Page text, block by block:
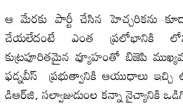
ఆ మేరకు పార్టీ చేసిన హెచ్చరికను
చేయలేదంటే ఎంత ప్రలోభానికి
కుట్రపూరితమైన వ్యూహంతో బిజెపి
ఫడ్నవీస్‌ ప్రభుత్వానికి ఆయుధాలు
డిఆర్‌జి, సల్వాజుడుంల కన్నా నైచ్యానికి